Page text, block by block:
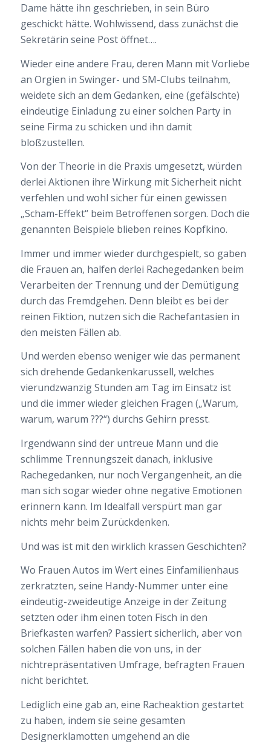
Dame hätte ihn geschrieben, in sein Büro
geschickt hätte. Wohlwissend, dass zunächst die
Sekretärin seine Post öffnet….
Wieder eine andere Frau, deren Mann mit Vorliebe
an Orgien in Swinger- und SM-Clubs teilnahm,
weidete sich an dem Gedanken, eine (gefälschte)
eindeutige Einladung zu einer solchen Party in
seine Firma zu schicken und ihn damit
bloßzustellen.
Von der Theorie in die Praxis umgesetzt, würden
derlei Aktionen ihre Wirkung mit Sicherheit nicht
verfehlen und wohl sicher für einen gewissen
„Scham-Effekt“ beim Betroffenen sorgen. Doch die
genannten Beispiele blieben reines Kopfkino.
Immer und immer wieder durchgespielt, so gaben
die Frauen an, halfen derlei Rachegedanken beim
Verarbeiten der Trennung und der Demütigung
durch das Fremdgehen. Denn bleibt es bei der
reinen Fiktion, nutzen sich die Rachefantasien in
den meisten Fällen ab.
Und werden ebenso weniger wie das permanent
sich drehende Gedankenkarussell, welches
vierundzwanzig Stunden am Tag im Einsatz ist
und die immer wieder gleichen Fragen („Warum,
warum, warum ???“) durchs Gehirn presst.
Irgendwann sind der untreue Mann und die
schlimme Trennungszeit danach, inklusive
Rachegedanken, nur noch Vergangenheit, an die
man sich sogar wieder ohne negative Emotionen
erinnern kann. Im Idealfall verspürt man gar
nichts mehr beim Zurückdenken.
Und was ist mit den wirklich krassen Geschichten?
Wo Frauen Autos im Wert eines Einfamilienhaus
zerkratzten, seine Handy-Nummer unter eine
eindeutig-zweideutige Anzeige in der Zeitung
setzten oder ihm einen toten Fisch in den
Briefkasten warfen? Passiert sicherlich, aber von
solchen Fällen haben die von uns, in der
nichtrepräsentativen Umfrage, befragten Frauen
nicht berichtet.
Lediglich eine gab an, eine Racheaktion gestartet
zu haben, indem sie seine gesamten
Designerklamotten umgehend an die